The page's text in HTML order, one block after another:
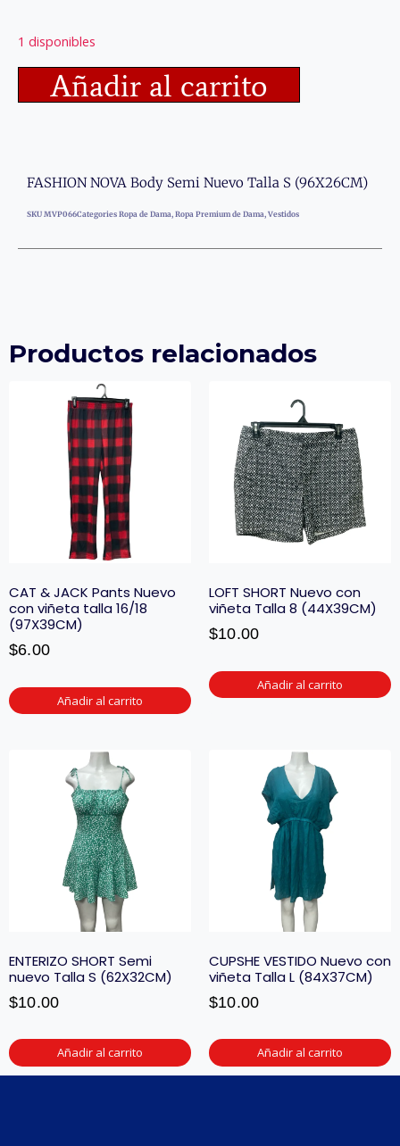
1 disponibles
Añadir al carrito
FASHION NOVA Body Semi Nuevo Talla S (96X26CM)
SKU MVP066Categories Ropa de Dama, Ropa Premium de Dama, Vestidos
Productos relacionados
CAT & JACK Pants Nuevo
con viñeta talla 16/18
(97X39CM)
$6.00
Añadir al carrito
LOFT SHORT Nuevo con
viñeta Talla 8 (44X39CM)
$10.00
Añadir al carrito
ENTERIZO SHORT Semi
nuevo Talla S (62X32CM)
$10.00
Añadir al carrito
CUPSHE VESTIDO Nuevo con
viñeta Talla L (84X37CM)
$10.00
Añadir al carrito